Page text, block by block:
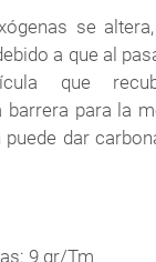
se
a que al
que
barrera para la
dar
9 gr/Tm